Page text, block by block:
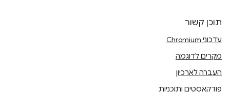
תוכן קשור
עדכוני Chromium
מקרים לדוגמה
העברה לארכיון
פודקאסטים ותוכניות